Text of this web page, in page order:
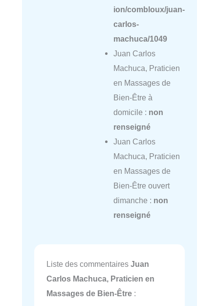
ion/combloux/juan-
carlos-
machuca/1049
Juan Carlos
Machuca, Praticien
en Massages de
Bien-Être à
domicile : non
renseigné
Juan Carlos
Machuca, Praticien
en Massages de
Bien-Être ouvert
dimanche : non
renseigné
Liste des commentaires Juan
Carlos Machuca, Praticien en
Massages de Bien-Être :